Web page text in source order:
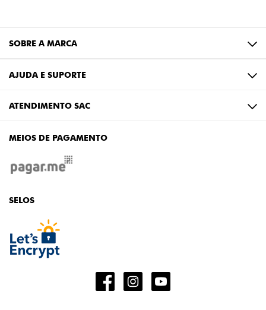
SOBRE A MARCA
AJUDA E SUPORTE
ATENDIMENTO SAC
MEIOS DE PAGAMENTO
SELOS